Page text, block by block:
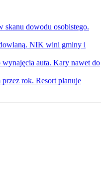
skanu dowodu osobistego.
NIK wini gminy i
auta. Kary nawet do
rok. Resort planuje